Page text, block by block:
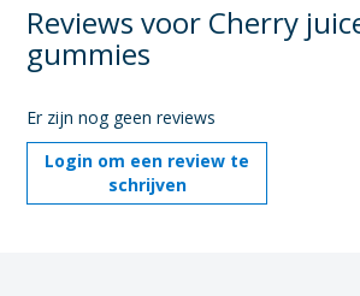
Reviews voor Cherry
gummies
Er zijn nog geen reviews
Login om een review te
schrijven